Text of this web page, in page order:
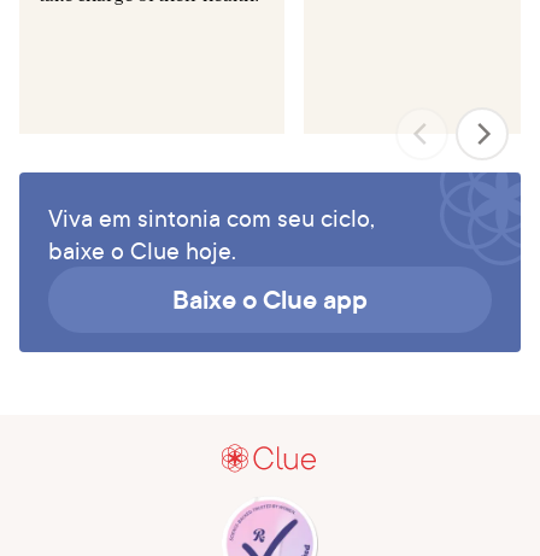
Viva em sintonia com seu ciclo,
baixe o Clue hoje.
Baixe o Clue app